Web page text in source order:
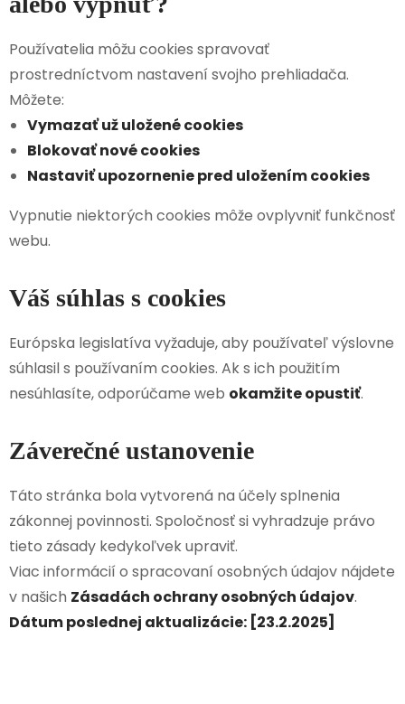
Používatelia môžu cookies spravovať
prostredníctvom nastavení svojho prehliadača.
Môžete:
Vymazať už uložené cookies
Blokovať nové cookies
Nastaviť upozornenie pred uložením cookies
Vypnutie niektorých cookies môže ovplyvniť funkčnosť
webu.
Váš súhlas s cookies
Európska legislatíva vyžaduje, aby používateľ výslovne
súhlasil s používaním cookies. Ak s ich použitím
nesúhlasíte, odporúčame web okamžite opustiť.
Záverečné ustanovenie
Táto stránka bola vytvorená na účely splnenia
zákonnej povinnosti. Spoločnosť si vyhradzuje právo
tieto zásady kedykoľvek upraviť.
Viac informácií o spracovaní osobných údajov nájdete
v našich Zásadách ochrany osobných údajov.
Dátum poslednej aktualizácie: [23.2.2025]